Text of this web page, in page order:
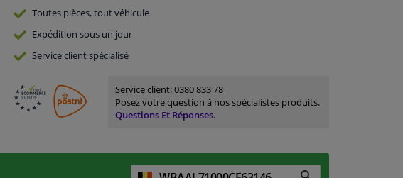
Toutes pièces, tout véhicule
Expédition sous un jour
Serviceclient spécialisé
Service client:0380 833 78
Posez votre question à nos spécialistes produits.
Questions Et Réponses.